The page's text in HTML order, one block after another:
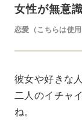
女性が無意
恋愛（こちらは使用
彼女や好きな
二人のイチャ
ね。